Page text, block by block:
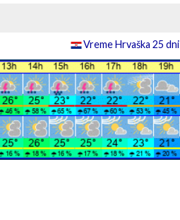
Vreme Hrvaška 25 dni